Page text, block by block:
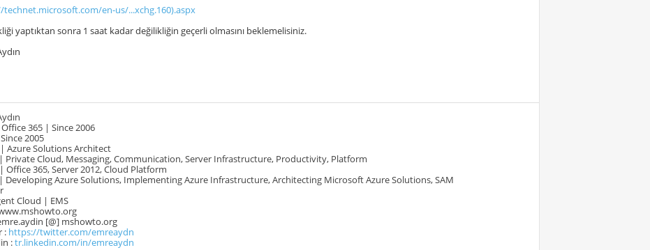
en-us/...xchg.160).aspx
yaptıktan sonra 1 saat kadar değilikliğin geçerli olmasını beklemelisiniz.
365 | Since 2006
2005
| Azure Solutions Architect
| Private Cloud, Messaging, Communication, Server Infrastructure, Productivity, Platform
Office 365, Server 2012, Cloud Platform
Developing Azure Solutions, Implementing Azure Infrastructure, Architecting Microsoft Azure Solutions, SAM
Cloud | EMS
[@] mshowto.org
: https://twitter.com/emreaydn
:tr.linkedin.com/in/emreaydn